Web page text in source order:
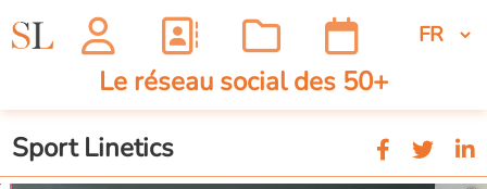
Le réseau social des 50+
Sport Linetics